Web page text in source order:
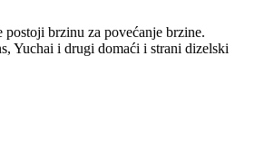
brzinu za povećanje brzine.
Yuchai i drugi domaći i strani dizelski